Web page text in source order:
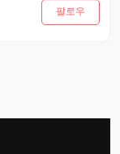
팔로우